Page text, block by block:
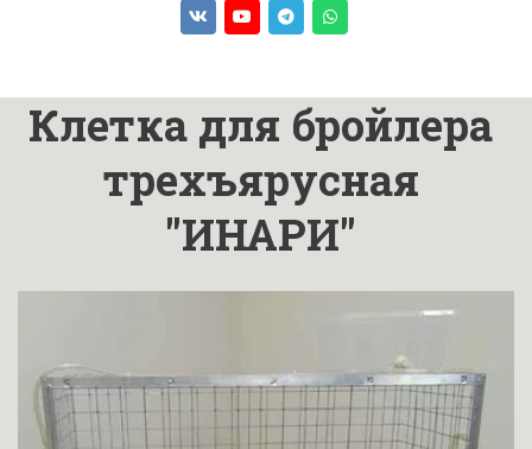
Клетка для бройлера
трехъярусная
"ИНАРИ"